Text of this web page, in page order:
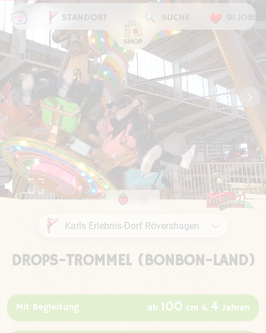
STANDORT SUCHE
DROPS-TROMMEL (BONBON-LAND)
Mit Begleitung ab 100 cm & 4 Jahren